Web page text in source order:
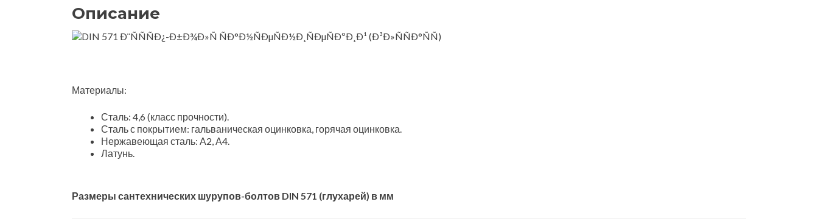
Описание
Материалы:
Сталь: 4,6 (класс прочности).
Сталь с покрытием: гальваническая оцинковка, горячая оцинковка.
Нержавеющая сталь: А2, А4.
Латунь.
Размеры сантехнических шурупов-болтов DIN 571 (глухарей) в мм